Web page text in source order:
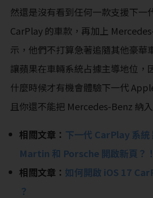
然還是沒有看到任何一款支援下一
CarPlay 的車款，再加上
示，他們不打算急著追隨其他豪華
讓蘋果在車輛系統占據主導地位，
什麼時候才有機會體驗下一代
且你還不能把 Mercedes-Benz 納
相關文章： 下一代 CarPlay 系
Martin 和 Porsche 開啟新頁？！
相關文章： 如何開啟 iOS 17
？